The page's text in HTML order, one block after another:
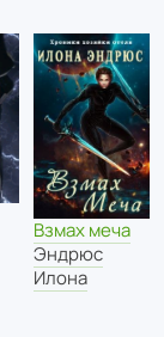
Взмах меча
Эндрюс
Илона